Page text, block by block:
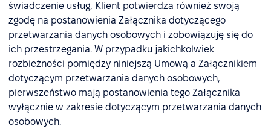
świadczenie usług, Klient potwierdza również swoją
zgodę na postanowienia Załącznika dotyczącego
przetwarzania danych osobowych i zobowiązuję się do
ich przestrzegania. W przypadku jakichkolwiek
rozbieżności pomiędzy niniejszą Umową a Załącznikiem
dotyczącym przetwarzania danych osobowych,
pierwszeństwo mają postanowienia tego Załącznika
wyłącznie w zakresie dotyczącym przetwarzania danych
osobowych.